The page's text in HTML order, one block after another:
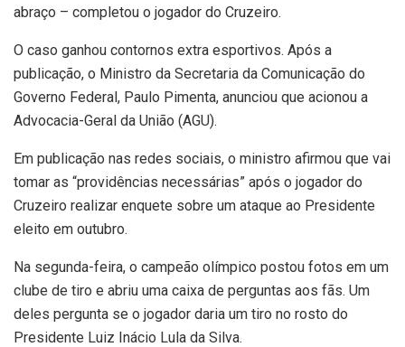
abraço – completou o jogador do Cruzeiro.
O caso ganhou contornos extra esportivos. Após a
publicação, o Ministro da Secretaria da Comunicação do
Governo Federal, Paulo Pimenta, anunciou que acionou a
Advocacia-Geral da União (AGU).
Em publicação nas redes sociais, o ministro afirmou que vai
tomar as “providências necessárias” após o jogador do
Cruzeiro realizar enquete sobre um ataque ao Presidente
eleito em outubro.
Na segunda-feira, o campeão olímpico postou fotos em um
clube de tiro e abriu uma caixa de perguntas aos fãs. Um
deles pergunta se o jogador daria um tiro no rosto do
Presidente Luiz Inácio Lula da Silva.